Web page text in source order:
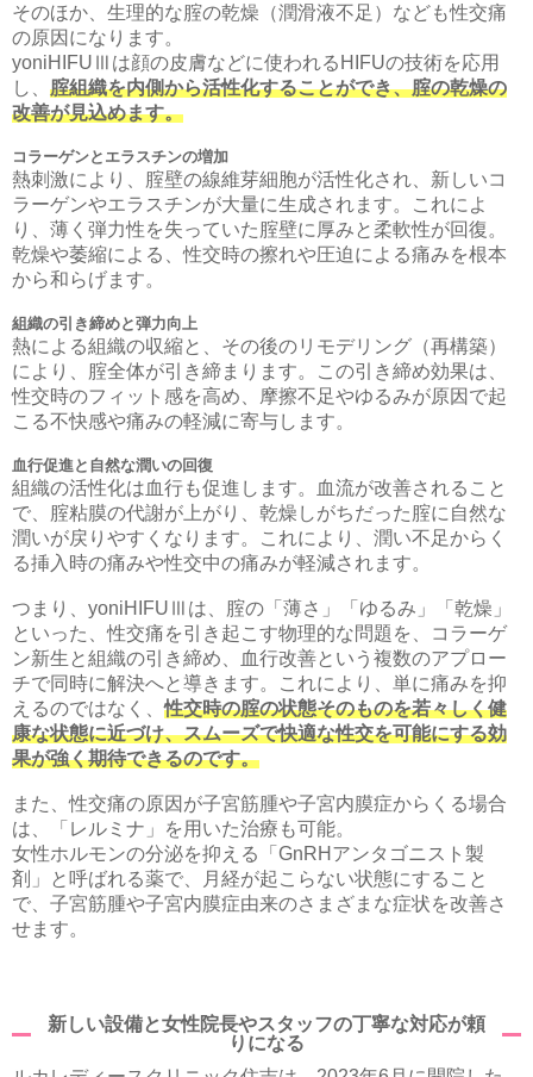
そのほか、生理的な腟の乾燥（潤滑液不足）なども性交痛
の原因になります。
yoniHIFUⅢは顔の皮膚などに使われるHIFUの技術を応用
し、 腟組織を内側から活性化することができ、腟の乾燥の
改善が見込めます。
コラーゲンとエラスチンの増加
熱刺激により、腟壁の線維芽細胞が活性化され、新しいコ
ラーゲンやエラスチンが大量に生成されます。これによ
り、薄く弾力性を失っていた腟壁に厚みと柔軟性が回復。
乾燥や萎縮による、性交時の擦れや圧迫による痛みを根本
から和らげます。
組織の引き締めと弾力向上
熱による組織の収縮と、その後のリモデリング（再構築）
により、腟全体が引き締まります。この引き締め効果は、
性交時のフィット感を高め、摩擦不足やゆるみが原因で起
こる不快感や痛みの軽減に寄与します。
血行促進と自然な潤いの回復
組織の活性化は血行も促進します。血流が改善されること
で、腟粘膜の代謝が上がり、乾燥しがちだった腟に自然な
潤いが戻りやすくなります。これにより、潤い不足からく
る挿入時の痛みや性交中の痛みが軽減されます。
つまり、yoniHIFUⅢは、腟の「薄さ」「ゆるみ」「乾燥」
といった、性交痛を引き起こす物理的な問題を、コラーゲ
ン新生と組織の引き締め、血行改善という複数のアプロー
チで同時に解決へと導きます。これにより、単に痛みを抑
えるのではなく、性交時の腟の状態そのものを若々しく健
康な状態に近づけ、スムーズで快適な性交を可能にする効
果が強く期待できるのです。
また、性交痛の原因が子宮筋腫や子宮内膜症からくる場合
は、「レルミナ」を用いた治療も可能。
女性ホルモンの分泌を抑える「GnRHアンタゴニスト製
剤」と呼ばれる薬で、月経が起こらない状態にすること
で、子宮筋腫や子宮内膜症由来のさまざまな症状を改善さ
せます。
新しい設備と女性院長やスタッフの丁寧な対応が頼
りになる